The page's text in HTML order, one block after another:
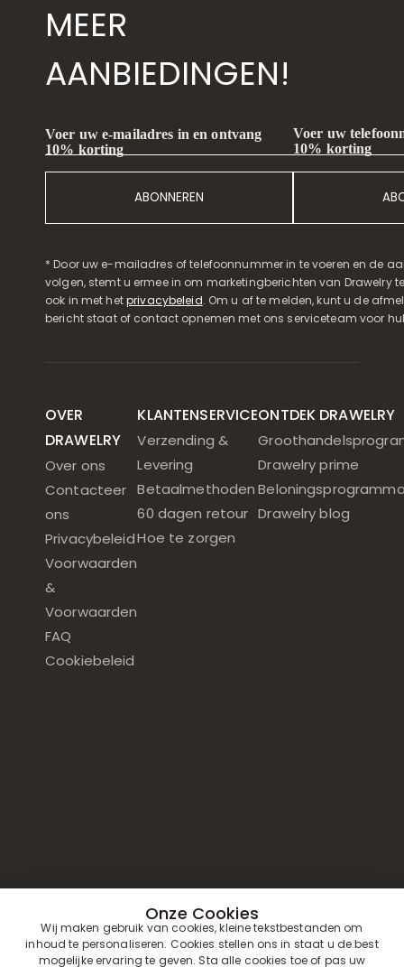
MEER
AANBIEDINGEN!
Voer uw e-mailadres in en ontvang
10% korting
ABONNEREN
Voer uw
10% korting
* Door uw e-mailadres of telefoonnummer in te voeren en de
volgen, stemt u ermee in om marketingberichten van Drawelry
ook in met hetprivacybeleid. Om u af te melden, kunt u de
bericht staat of contact opnemen met ons serviceteam voor
OVER
DRAWELRY
Over ons
Contacteer
ons
Privacybeleid
Voorwaarden
&
Voorwaarden
FAQ
Cookiebeleid
KLANTENSERVICE
Verzending &
Levering
Betaalmethoden
60 dagen retour
Hoe te zorgen
ONTDEK DRAWELRY
Drawelry prime
Drawelry blog
Onze Cookies
Wij maken gebruik van cookies, kleine tekstbestanden om
inhoud te personaliseren. Cookies stellen ons in staat u de best
mogelijke ervaring te geven. Sta alle cookies toe of pas uw